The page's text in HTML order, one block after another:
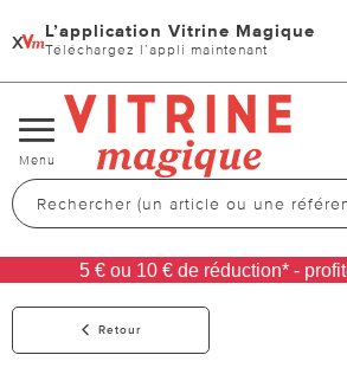
x L’application Vitrine Magique
Téléchargez l’appli maintenant
Changer
de
navigation
Menu
5 € ou 10 € de réduction* -
Retour